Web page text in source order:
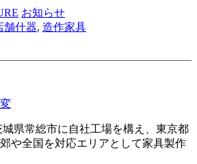
お知らせ
舗什器, 造作家具
城県常総市に自社工場を構え、東京都
や全国を対応エリアとして家具製作